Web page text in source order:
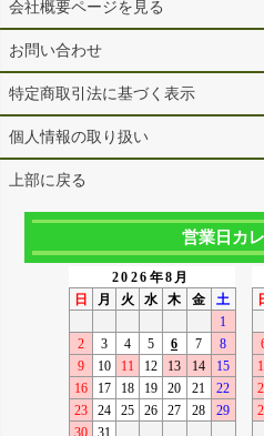
会社概要ページを見る
お問い合わせ
特定商取引法に基づく表示
個人情報の取り扱い
上部に戻る
営業日カ